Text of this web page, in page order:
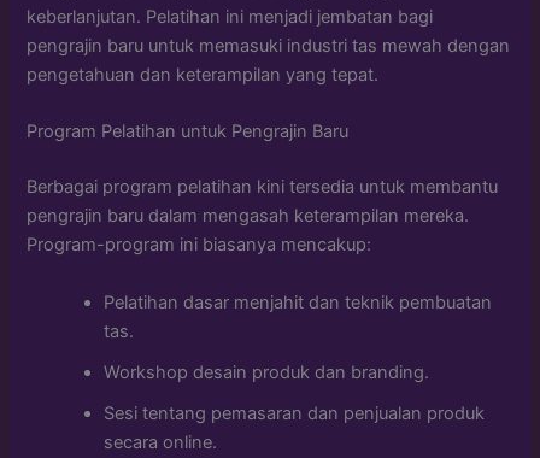
keberlanjutan. Pelatihan ini menjadi jembatan bagi
pengrajin baru untuk memasuki industri tas mewah dengan
pengetahuan dan keterampilan yang tepat.
Program Pelatihan untuk Pengrajin Baru
Berbagai program pelatihan kini tersedia untuk membantu
pengrajin baru dalam mengasah keterampilan mereka.
Program-program ini biasanya mencakup:
Pelatihan dasar menjahit dan teknik pembuatan
tas.
Workshop desain produk dan branding.
Sesi tentang pemasaran dan penjualan produk
secara online.